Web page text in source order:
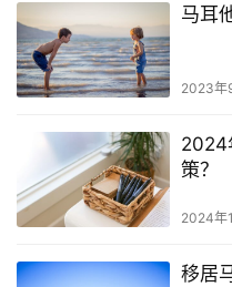
马耳
2023年
2024
策？
2024年
移居